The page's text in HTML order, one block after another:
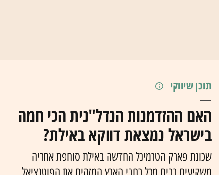
תוכן שיווקי
האם ההזדמנות הנדל"נית הכי חמה
בישראל נמצאת דווקא באילת?
שכונת פארק הטרמינל החדשה באילת סוחפת אחריה
משקיעים רבים מכל רחבי הארץ המזהים את הפוטנציאל